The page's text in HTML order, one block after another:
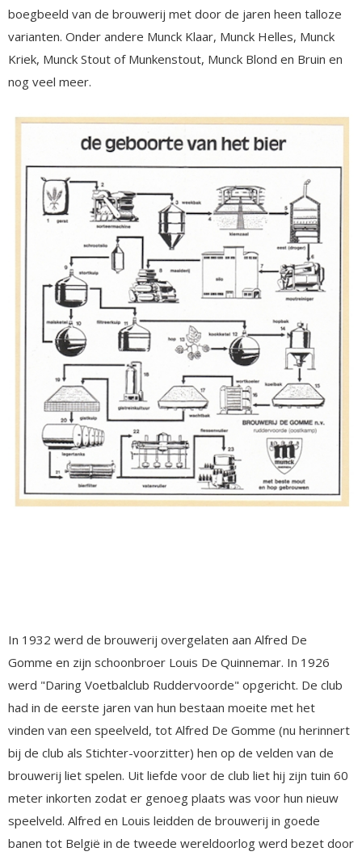
boegbeeld van de brouwerij met door de jaren heen talloze
varianten. Onder andere Munck Klaar, Munck Helles, Munck
Kriek, Munck Stout of Munkenstout, Munck Blond en Bruin en
nog veel meer.
In 1932 werd de brouwerij overgelaten aan Alfred De
Gomme en zijn schoonbroer Louis De Quinnemar. In 1926
werd "Daring Voetbalclub Ruddervoorde" opgericht. De club
had in de eerste jaren van hun bestaan moeite met het
vinden van een speelveld, tot Alfred De Gomme (nu herinnert
bij de club als Stichter-voorzitter) hen op de velden van de
brouwerij liet spelen. Uit liefde voor de club liet hij zijn tuin 60
meter inkorten zodat er genoeg plaats was voor hun nieuw
speelveld. Alfred en Louis leidden de brouwerij in goede
banen tot België in de tweede wereldoorlog werd bezet door